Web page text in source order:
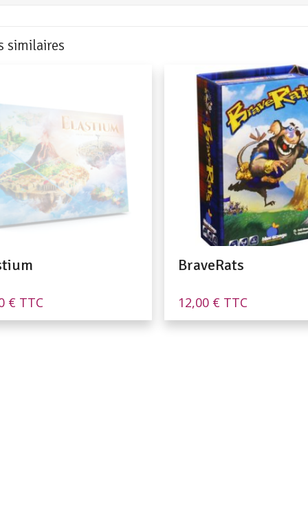
similaires
€ TTC
BraveRats
12,00 € TTC